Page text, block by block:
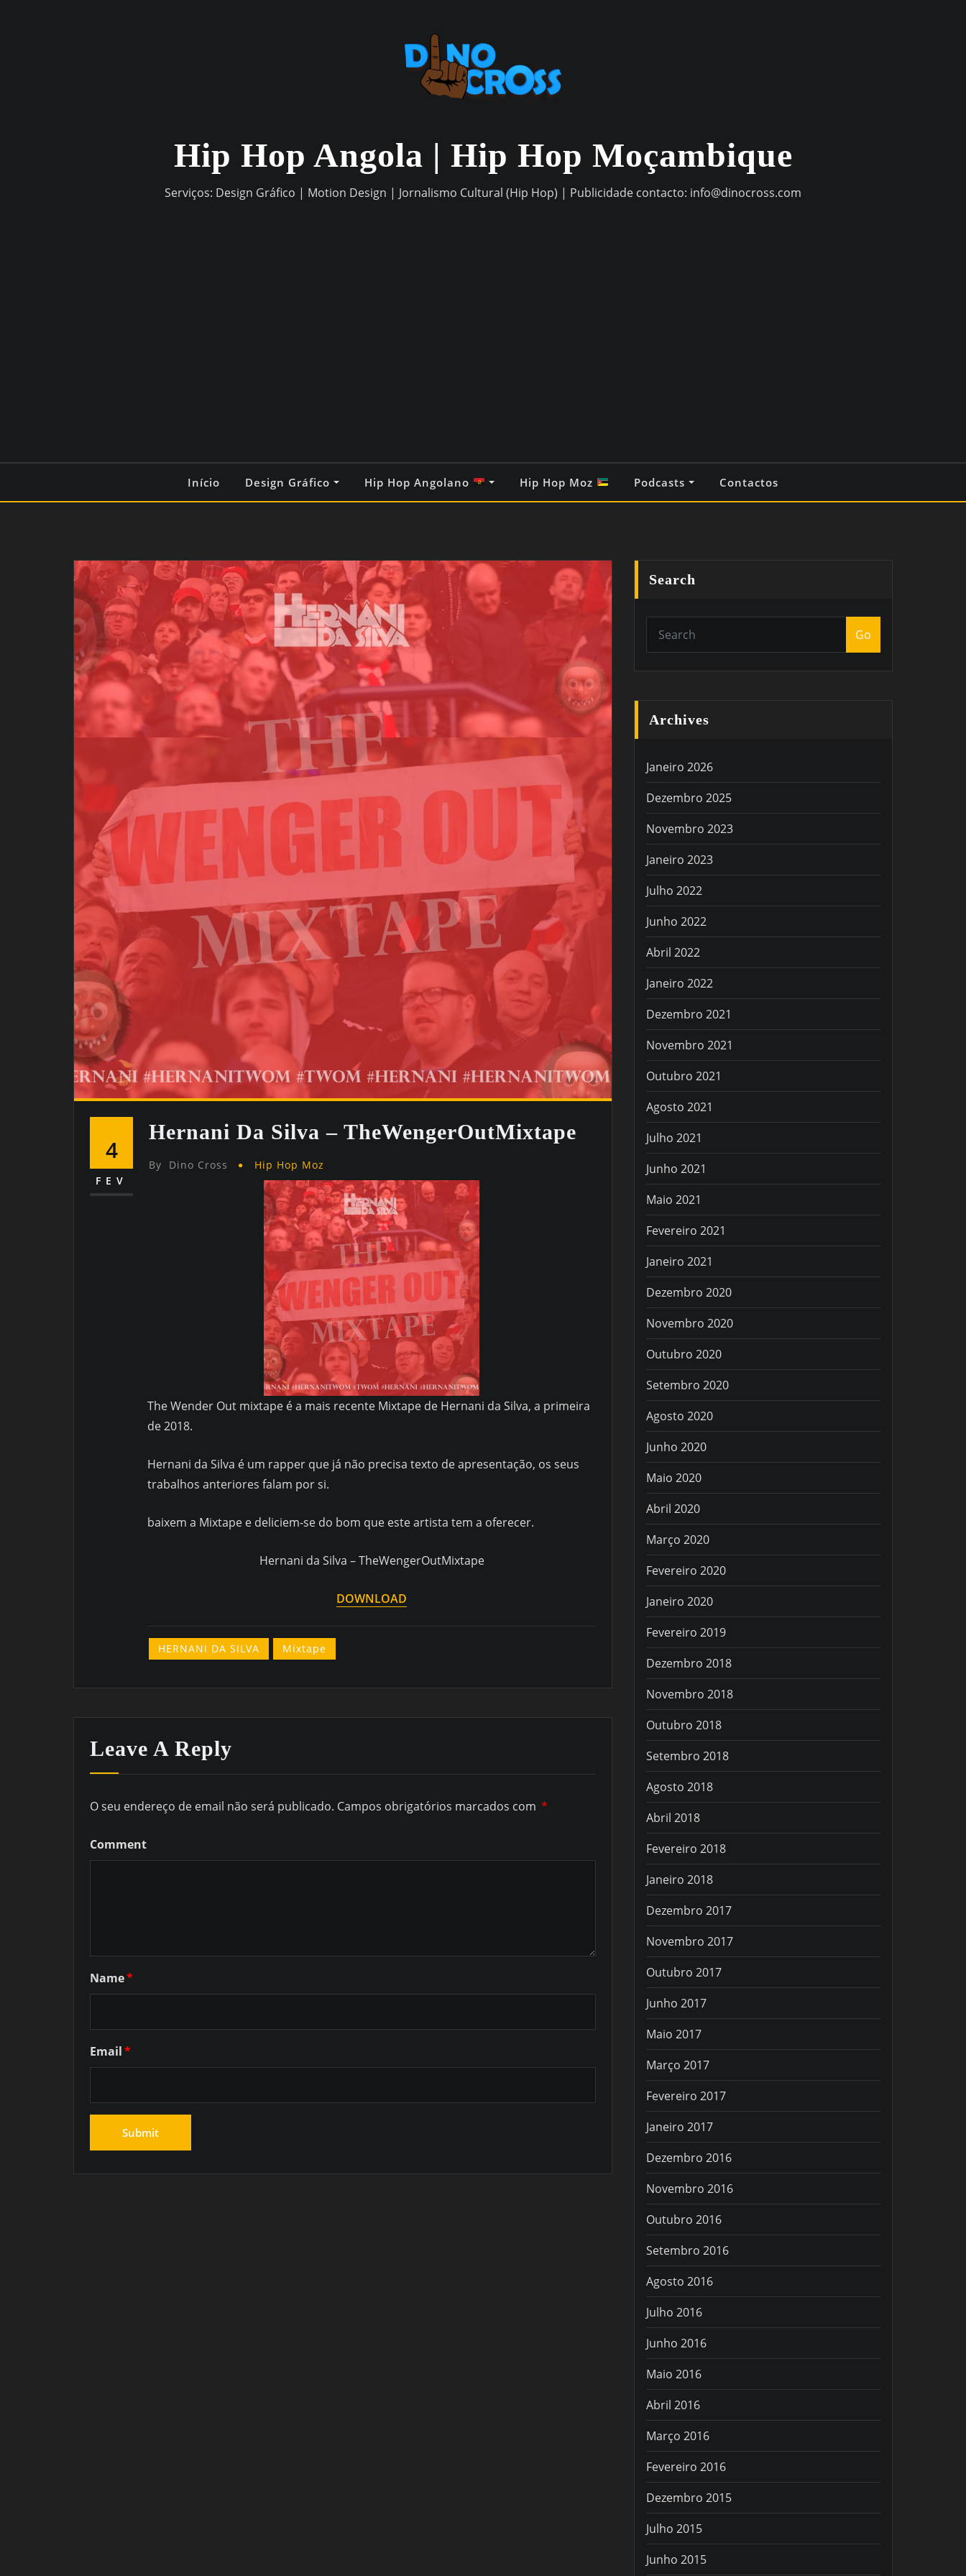
Hip Hop Angola | Hip Hop Moçambique
Serviços: Design Gráfico | Motion Design | Jornalismo Cultural (Hip Hop) | Publicidade contacto: info@dinocross.com
Início Design Gráfico Hip Hop Angolano Hip Hop Moz Podcasts Contactos
4
FEV
Hernani Da Silva – TheWengerOutMixtape
By Dino Cross Hip Hop Moz
The Wender Out mixtape é a mais recente Mixtape de Hernani da Silva, a primeira
de 2018.
Hernani da Silva é um rapper que já não precisa texto de apresentação, os seus
trabalhos anteriores falam por si.
baixem a Mixtape e deliciem-se do bom que este artista tem a oferecer.
Hernani da Silva – TheWengerOutMixtape
DOWNLOAD
HERNANI DA SILVA Mixtape
Leave A Reply
O seu endereço de email não será publicado. Campos obrigatórios marcados com *
Comment
Name*
Email*
Search
Go
Archives
Janeiro 2026
Dezembro 2025
Novembro 2023
Janeiro 2023
Julho 2022
Junho 2022
Abril 2022
Janeiro 2022
Dezembro 2021
Novembro 2021
Outubro 2021
Agosto 2021
Julho 2021
Junho 2021
Maio 2021
Fevereiro 2021
Janeiro 2021
Dezembro 2020
Novembro 2020
Outubro 2020
Setembro 2020
Agosto 2020
Junho 2020
Maio 2020
Abril 2020
Março 2020
Fevereiro 2020
Janeiro 2020
Fevereiro 2019
Dezembro 2018
Novembro 2018
Outubro 2018
Setembro 2018
Agosto 2018
Abril 2018
Fevereiro 2018
Janeiro 2018
Dezembro 2017
Novembro 2017
Outubro 2017
Junho 2017
Maio 2017
Março 2017
Fevereiro 2017
Janeiro 2017
Dezembro 2016
Novembro 2016
Outubro 2016
Setembro 2016
Agosto 2016
Julho 2016
Junho 2016
Maio 2016
Abril 2016
Março 2016
Fevereiro 2016
Dezembro 2015
Julho 2015
Junho 2015